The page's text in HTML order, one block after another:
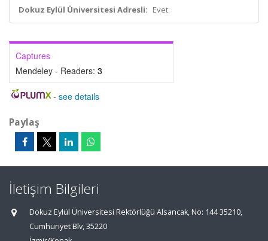
Dokuz Eylül Üniversitesi Adresli: Evet
Captures
Mendeley - Readers: 3
- see details
Paylaş
İletişim Bilgileri
Dokuz Eylül Üniversitesi Rektörlüğü Alsancak, No: 144 35210,
Cumhuriyet Blv, 35220